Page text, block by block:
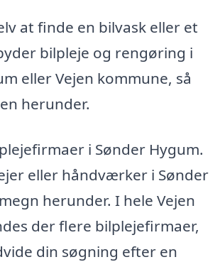
at finde en bilvask eller et
bilpleje og rengøring i
eller Vejen kommune, så
herunder.
i Sønder Hygum.
eller håndværker i Sønder
herunder. I hele Vejen
der flere bilplejefirmaer,
din søgning efter en